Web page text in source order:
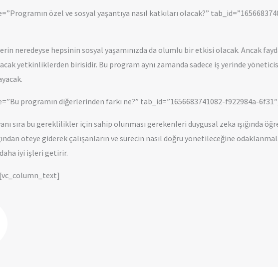
özel ve sosyal yaşantıya nasıl katkıları olacak?”
neredeyse hepsinin sosyal yaşamınızda da olumlu bir etkisi olacak. Ancak
yetkinliklerden birisidir. Bu program aynı zamanda sadece iş yerinde
programın diğerlerinden farkı ne?” tab_id=”1656683741082-f922984a-
bu gereklilikler için sahip olunması gerekenleri duygusal zeka ışığında
öteye giderek çalışanların ve sürecin nasıl doğru yönetileceğine
iyi işleri getirir.